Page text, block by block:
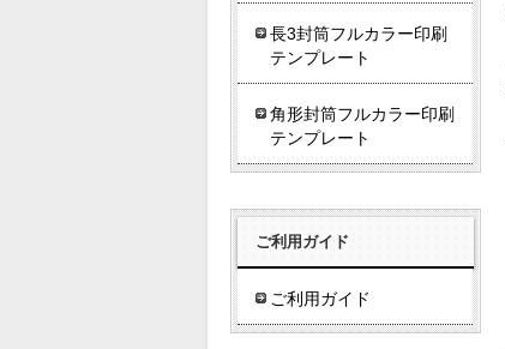
長3封筒フルカラー印刷
テンプレート
角形封筒フルカラー印刷
テンプレート
ご利用ガイド
ご利用ガイド